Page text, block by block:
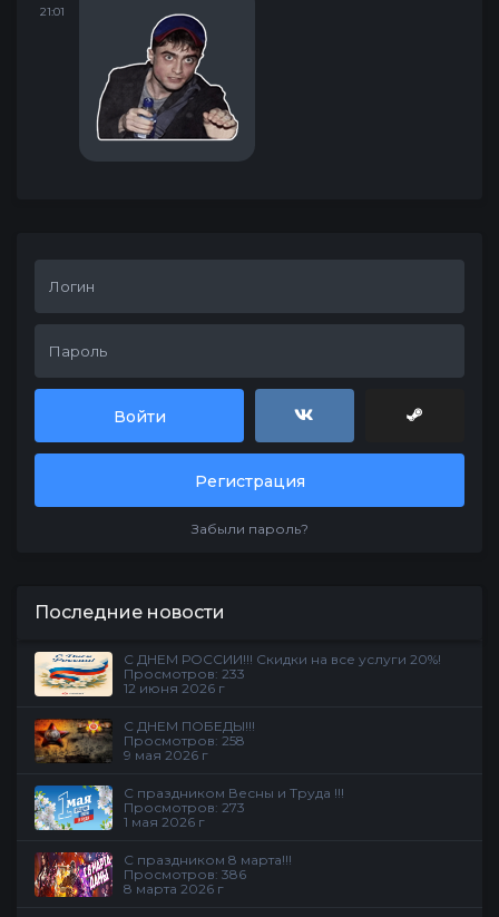
21:01
Войти
Регистрация
Забыли пароль?
Последние новости
С ДНЕМ РОССИИ!!! Скидки на все услуги 20%!
Просмотров: 233
12 июня 2026 г
С ДНЕМ ПОБЕДЫ!!!
Просмотров: 258
9 мая 2026 г
С праздником Весны и Труда !!!
Просмотров: 273
1 мая 2026 г
С праздником 8 марта!!!
Просмотров: 386
8 марта 2026 г